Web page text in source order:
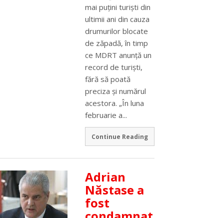
mai puţini turişti din
ultimii ani din cauza
drumurilor blocate
de zăpadă, în timp
ce MDRT anunţă un
record de turişti,
fără să poată
preciza şi numărul
acestora. „În luna
februarie a...
Continue Reading
Adrian
Năstase a
fost